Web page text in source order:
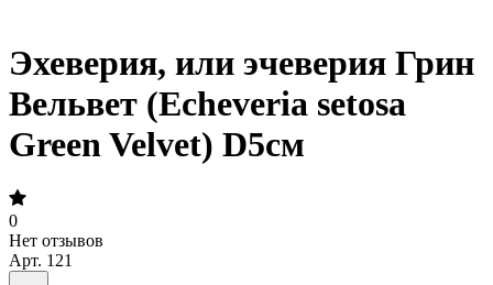
Эхеверия, или эчеверия Грин
Вельвет (Echeveria setosa
Green Velvet) D5см
0
Нет отзывов
Арт. 121